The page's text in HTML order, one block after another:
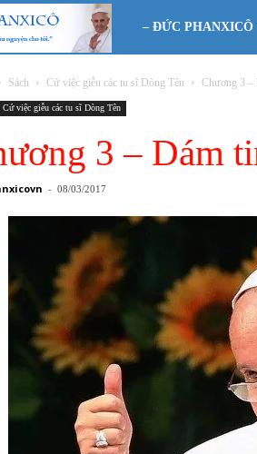
Phanxicô
– ĐỨC PHANXICÔ
Sách Cứ việc giễu các tu sĩ Dòng Tên Chương 3 –
Cứ việc giễu các tu sĩ Dòng Tên
3 – Dám
- 08/03/2017